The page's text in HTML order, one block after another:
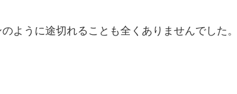
ように途切れることも全くありませんでした。